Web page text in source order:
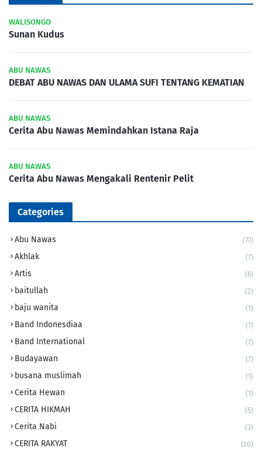
WALISONGO
Sunan Kudus
ABU NAWAS
DEBAT ABU NAWAS DAN ULAMA SUFI TENTANG KEMATIAN
ABU NAWAS
Cerita Abu Nawas Memindahkan Istana Raja
ABU NAWAS
Cerita Abu Nawas Mengakali Rentenir Pelit
Categories
Abu Nawas (77)
Akhlak (7)
Artis (6)
baitullah (2)
baju wanita (1)
Band Indonesdiaa (1)
Band International (7)
Budayawan (7)
busana muslimah (1)
Cerita Hewan (1)
CERITA HIKMAH (5)
Cerita Nabi (3)
CERITA RAKYAT (20)